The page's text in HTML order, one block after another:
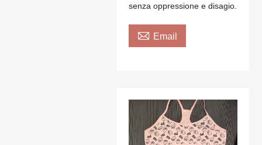
senza oppressione e disagio.
 Email